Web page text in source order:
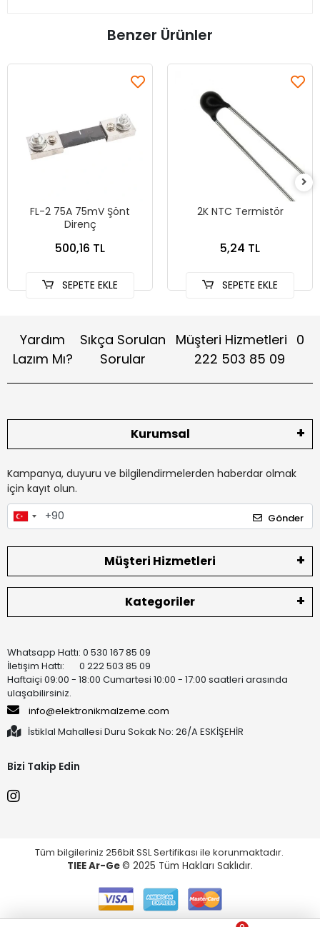
Benzer Ürünler
FL-2 75A 75mV Şönt
Direnç
500,16 TL
SEPETE EKLE
2K NTC Termistör
5,24 TL
SEPETE EKLE
Yardım
Lazım Mı?
Sıkça Sorulan
Sorular
Müşteri Hizmetleri 0
222 503 85 09
Kurumsal
Kampanya, duyuru ve bilgilendirmelerden haberdar olmak
için kayıt olun.
Gönder
Müşteri Hizmetleri
Kategoriler
Whatsapp Hattı: 0 530 167 85 09
İletişim Hattı: 0 222 503 85 09
Haftaiçi 09:00 - 18:00 Cumartesi 10:00 - 17:00 saatleri arasında
ulaşabilirsiniz.
info@elektronikmalzeme.com
İstiklal Mahallesi Duru Sokak No: 26/A ESKİŞEHİR
Bizi Takip Edin
Tüm bilgileriniz 256bit SSL Sertifikası ile korunmaktadır.
TIEE Ar-Ge© 2025 Tüm Hakları Saklıdır.